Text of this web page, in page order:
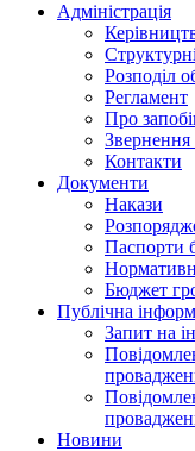
Адміністрація
Розподіл
Регламент
Про
Звернення
Контакти
Документи
Накази
Паспорти
Бюджет
Публічна
Запит на
Новини